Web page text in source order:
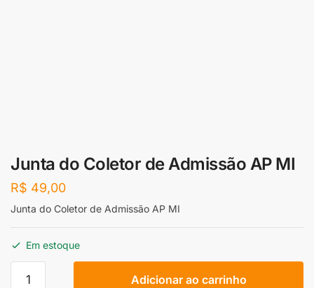
Junta do Coletor de Admissão AP MI
R$ 49,00
Junta do Coletor de Admissão AP MI
Em estoque
Adicionar ao carrinho